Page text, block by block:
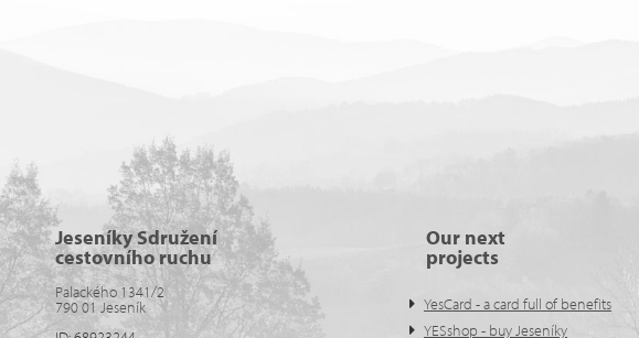
Jeseníky Sdružení
cestovního ruchu
Palackého 1341/2
790 01 Jeseník
Our next
projects
YesCard - a card full of benefits
YESshop - buy Jeseníky